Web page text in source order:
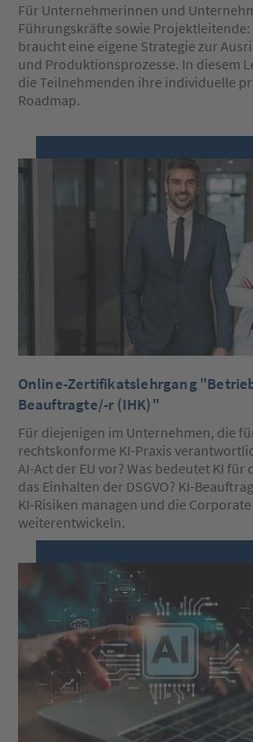
Für Unternehmerinnen und
Führungskräfte sowie
braucht eine eigene Strategie zur
und Produktionsprozesse. In diesem
die Teilnehmenden ihre individuelle
Roadmap.
Online-Zertifikatslehrgang
Beauftragte/-r (IHK)"
Für diejenigen im Unternehmen, die
rechtskonforme KI-Praxis
AI-Act der EU vor? Was bedeutet KI
das Einhalten der DSGVO? KI-
KI-Risiken managen und die
weiterentwickeln.